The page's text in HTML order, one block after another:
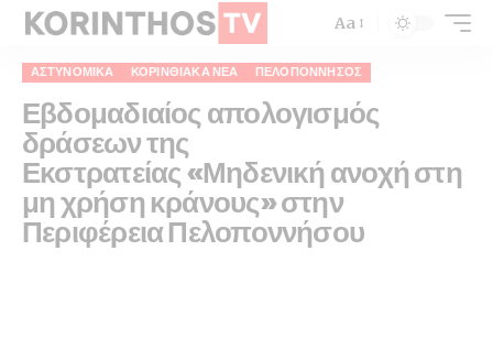
Aa
ΑΣΤΥΝΟΜΙΚΆ ΚΟΡΙΝΘΙΑΚΆ ΝΈΑ ΠΕΛΟΠΌΝΝΗΣΟΣ
Εβδομαδιαίος απολογισμός
δράσεων της
Εκστρατείας «Μηδενική ανοχή στη
μη χρήση κράνους» στην
Περιφέρεια Πελοποννήσου